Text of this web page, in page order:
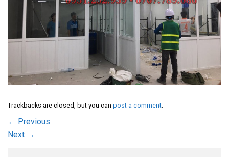
Trackbacks are closed, but you can post a comment.
← Previous
Next →